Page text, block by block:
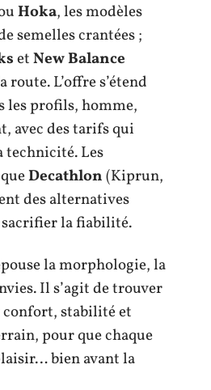
Hoka, les modèles
semelles crantées ;
etNew Balance
L’offre s’étend
les profils, homme,
avec des tarifs qui
technicité. Les
Decathlon(Kiprun,
des alternatives
sacrifier la fiabilité.
la morphologie, la
Il s’agit de trouver
stabilité et
pour que chaque
bien avant la